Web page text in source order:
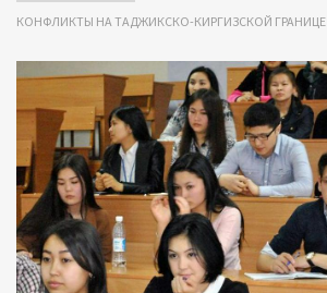
КОНФЛИКТЫ НА ТАДЖИКСКО-КИРГИЗСКОЙ ГРАНИЦЕ